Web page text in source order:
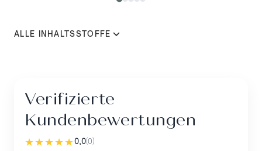
ALLE INHALTSSTOFFE
Verifizierte
Kundenbewertungen
★★★★★0,0(0)